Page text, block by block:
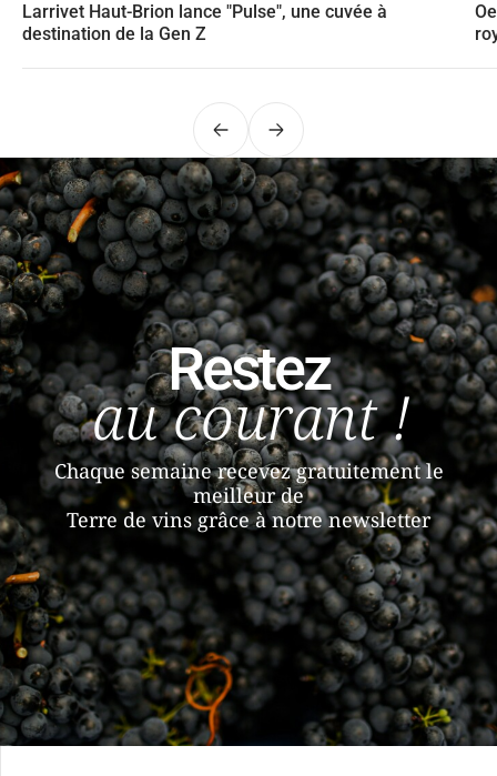
Larrivet Haut-Brion lance "Pulse", une cuvée à
destination de la Gen Z
PrécédentSuivant
Restez
au courant !
Chaque semaine recevez gratuitement le
meilleur de
Terre de vins grâce à notre newsletter